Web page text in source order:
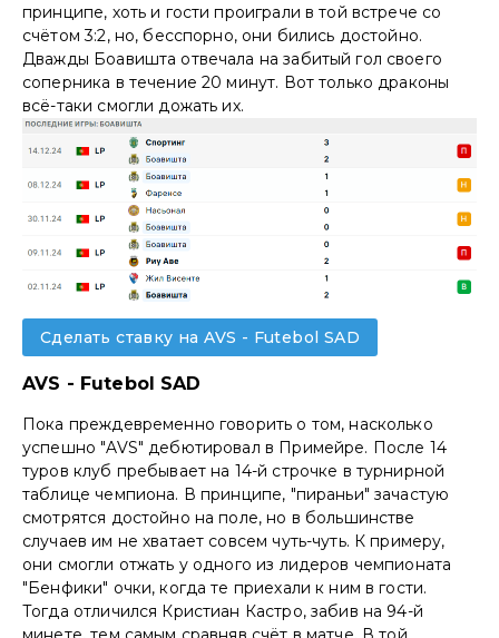
принципе, хоть и гости проиграли в той встрече со
счётом 3:2, но, бесспорно, они бились достойно.
Дважды Боавишта отвечала на забитый гол своего
соперника в течение 20 минут. Вот только драконы
всё-таки смогли дожать их.
Сделать ставку на AVS - Futebol SAD
AVS - Futebol SAD
Пока преждевременно говорить о том, насколько
успешно "AVS" дебютировал в Примейре. После 14
туров клуб пребывает на 14-й строчке в турнирной
таблице чемпиона. В принципе, "пираньи" зачастую
смотрятся достойно на поле, но в большинстве
случаев им не хватает совсем чуть-чуть. К примеру,
они смогли отжать у одного из лидеров чемпионата
"Бенфики" очки, когда те приехали к ним в гости.
Тогда отличился Кристиан Кастро, забив на 94-й